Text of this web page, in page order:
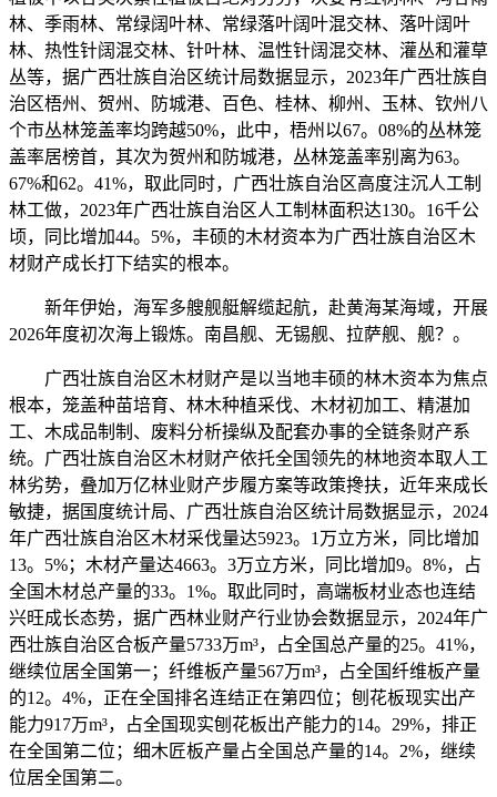
林、季雨林、常绿阔叶林、常绿落叶阔叶混交林、落叶阔叶
林、热性针阔混交林、针叶林、温性针阔混交林、灌丛和灌草
丛等，据广西壮族自治区统计局数据显示，2023年广西壮族自
治区梧州、贺州、防城港、百色、桂林、柳州、玉林、钦州八
个市丛林笼盖率均跨越50%，此中，梧州以67。08%的丛林笼
盖率居榜首，其次为贺州和防城港，丛林笼盖率别离为63。
67%和62。41%，取此同时，广西壮族自治区高度注沉人工制
林工做，2023年广西壮族自治区人工制林面积达130。16千公
顷，同比增加44。5%，丰硕的木材资本为广西壮族自治区木
材财产成长打下结实的根本。
新年伊始，海军多艘舰艇解缆起航，赴黄海某海域，开展
2026年度初次海上锻炼。南昌舰、无锡舰、拉萨舰、舰？。
广西壮族自治区木材财产是以当地丰硕的林木资本为焦点
根本，笼盖种苗培育、林木种植采伐、木材初加工、精湛加
工、木成品制制、废料分析操纵及配套办事的全链条财产系
统。广西壮族自治区木材财产依托全国领先的林地资本取人工
林劣势，叠加万亿林业财产步履方案等政策搀扶，近年来成长
敏捷，据国度统计局、广西壮族自治区统计局数据显示，2024
年广西壮族自治区木材采伐量达5923。1万立方米，同比增加
13。5%；木材产量达4663。3万立方米，同比增加9。8%，占
全国木材总产量的33。1%。取此同时，高端板材业态也连结
兴旺成长态势，据广西林业财产行业协会数据显示，2024年广
西壮族自治区合板产量5733万m³，占全国总产量的25。41%，
继续位居全国第一；纤维板产量567万m³，占全国纤维板产量
的12。4%，正在全国排名连结正在第四位；刨花板现实出产
能力917万m³，占全国现实刨花板出产能力的14。29%，排正
在全国第二位；细木匠板产量占全国总产量的14。2%，继续
位居全国第二。